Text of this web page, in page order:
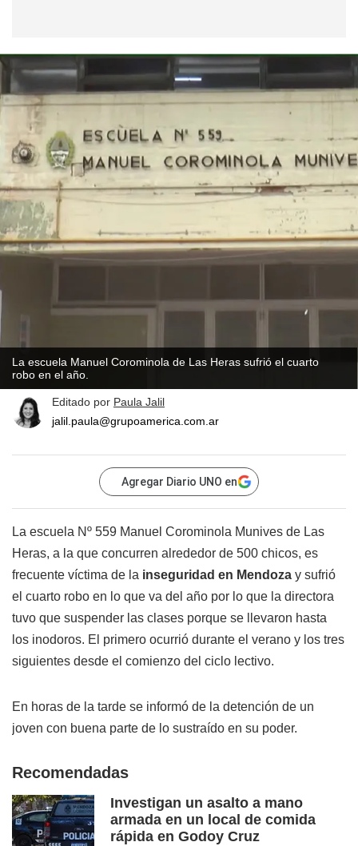
La escuela Manuel Corominola de Las Heras sufrió el cuarto
robo en el año.
Editado por Paula Jalil
jalil.paula@grupoamerica.com.ar
Agregar Diario UNO en
La escuela Nº 559 Manuel Corominola Munives de Las
Heras, a la que concurren alrededor de 500 chicos, es
frecuente víctima de la inseguridad en Mendoza y sufrió
el cuarto robo en lo que va del año por lo que la directora
tuvo que suspender las clases porque se llevaron hasta
los inodoros. El primero ocurrió durante el verano y los tres
siguientes desde el comienzo del ciclo lectivo.
En horas de la tarde se informó de la detención de un
joven con buena parte de lo sustraído en su poder.
Recomendadas
Investigan un asalto a mano
armada en un local de comida
rápida en Godoy Cruz